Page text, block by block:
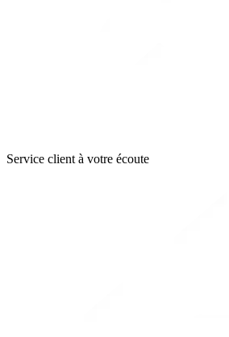
Service client à votre écoute